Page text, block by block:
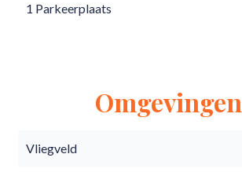
1 Parkeerplaats
Omgevingen
Vliegveld